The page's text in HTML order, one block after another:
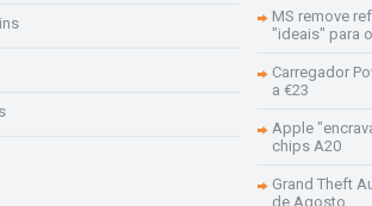
MS remove
"ideais" para
Carregador
a €23
Apple
chips A20
Grand Theft
de Agosto